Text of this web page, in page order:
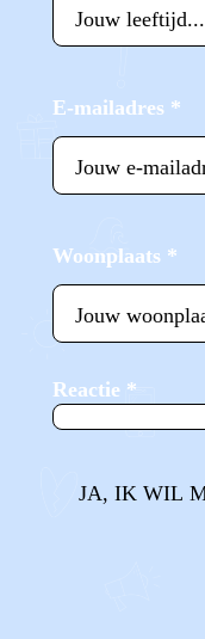
E-mailadres *
Woonplaats *
Reactie *
JA, IK WIL